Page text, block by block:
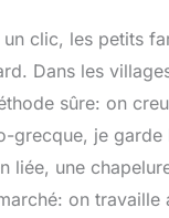
un clic, les petits
Dans les
sûre: on
grecque, je
liée, une
on